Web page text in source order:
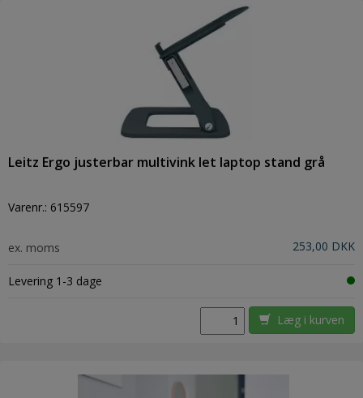
Leitz Ergo justerbar multivink let laptop stand grå
Varenr.: 615597
ex. moms 253,00 DKK
Levering 1-3 dage
Læg i kurven